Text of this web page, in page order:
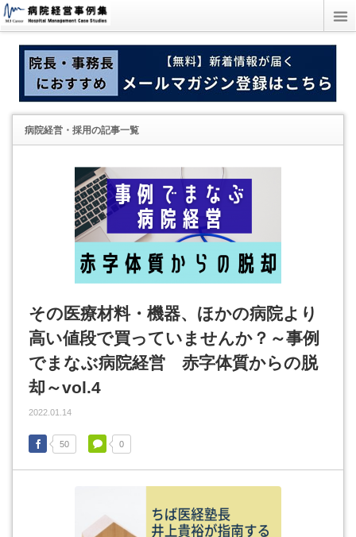
病院経営・採用の記事一覧
その医療材料・機器、ほかの病院より
高い値段で買っていませんか？～事例
でまなぶ病院経営 赤字体質からの脱
却～vol.4
2022.01.14
50 0